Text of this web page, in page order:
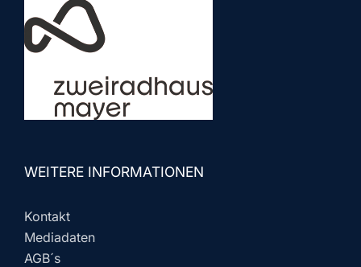
WEITERE INFORMATIONEN
Kontakt
Mediadaten
AGB´s